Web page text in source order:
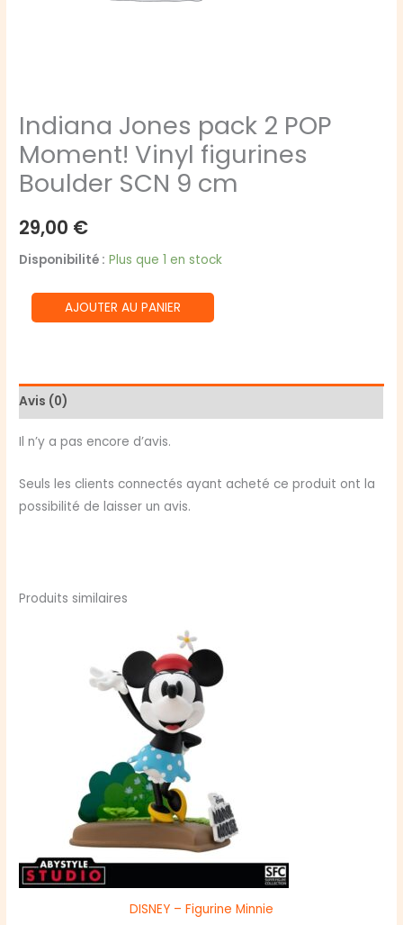
Indiana Jones pack 2 POP
Moment! Vinyl figurines
Boulder SCN 9 cm
29,00 €
Disponibilité : Plus que 1 en stock
quantité
de
pack
2
POP
Vinyl
figurines
cm
AJOUTER AU PANIER
Avis (0)
Il n’y a pas encore d’avis.
Seuls les clients connectés ayant acheté ce produit ont la
possibilité de laisser un avis.
Produits similaires
DISNEY – Figurine Minnie